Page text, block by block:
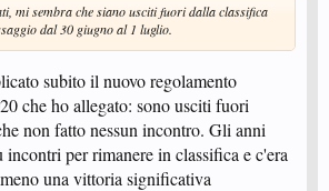
mi sembra che siano usciti fuori dalla classifica
dal 30 giugno al 1 luglio.
subito il nuovo regolamento
che ho allegato: sono usciti fuori
non fatto nessun incontro. Gli anni
per rimanere in classifica e c'era
una vittoria significativa